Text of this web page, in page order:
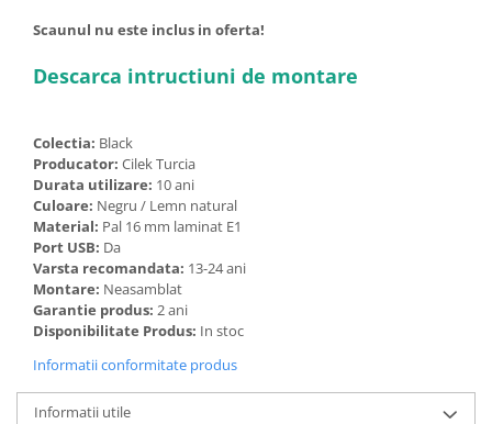
Scaunul nu este inclus in oferta!
Descarca intructiuni de montare
Colectia: Black
Producator: Cilek Turcia
Durata utilizare: 10 ani
Culoare: Negru / Lemn natural
Material: Pal 16 mm laminat E1
Port USB: Da
Varsta recomandata: 13-24 ani
Montare: Neasamblat
Garantie produs: 2 ani
Disponibilitate Produs: In stoc
Informatii conformitate produs
Informatii utile